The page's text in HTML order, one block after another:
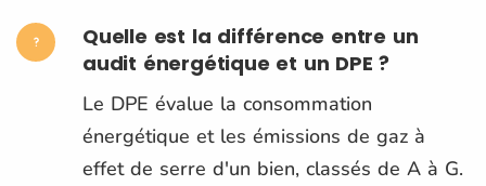
Quelle est la différence entre un
audit énergétique et un DPE ?
Le DPE évalue la consommation
énergétique et les émissions de gaz à
effet de serre d'un bien, classés de A à G.